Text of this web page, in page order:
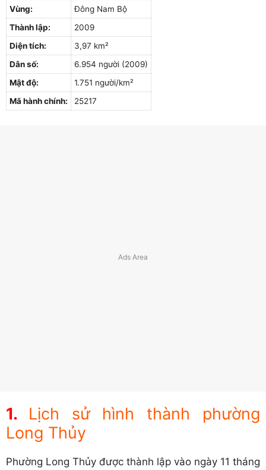
Vùng:
Đông Nam Bộ
Thành lập:
2009
Diện tích:
3,97 km²
Dân số:
6.954 người (2009)
Mật độ:
1.751 người/km²
Mã hành chính:
25217
Lịch sử hình thành phường
Long Thủy
Phường Long Thủy được thành lập vào ngày 11 tháng